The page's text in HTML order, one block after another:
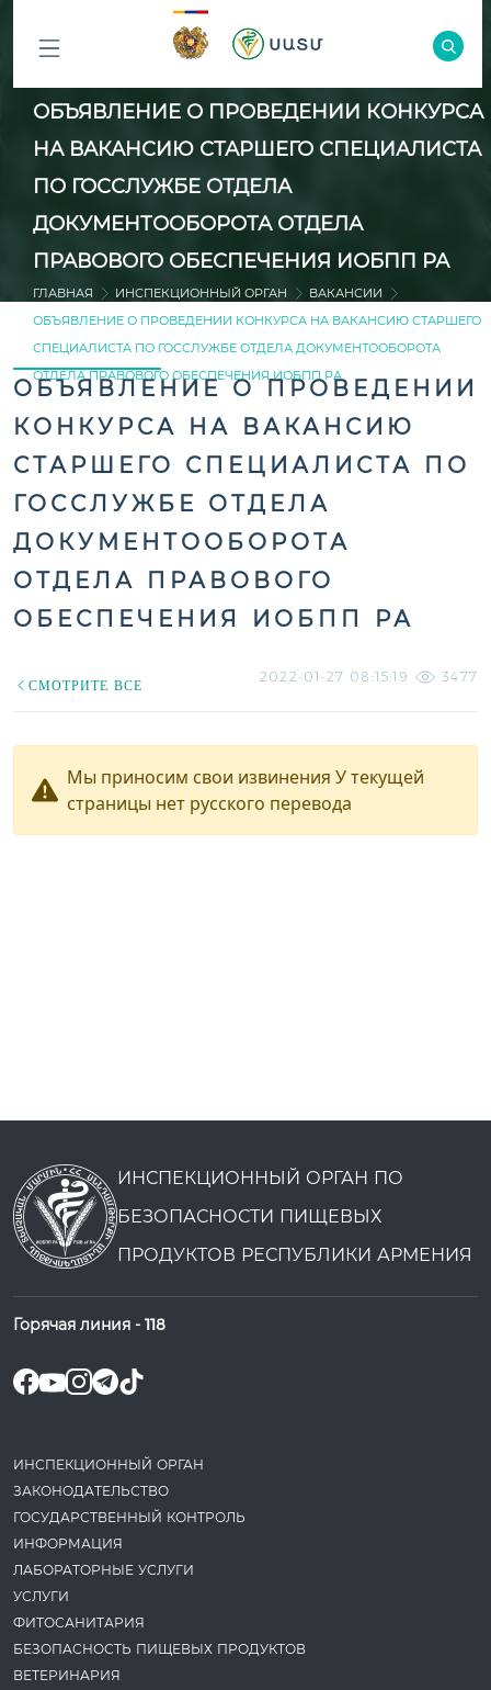
ԲՈԼՈՐ
ԲԱԺԻՆՆԵՐԸ
ОБЪЯВЛЕНИЕ О ПРОВЕДЕНИИ КОНКУРСА
НА ВАКАНСИЮ СТАРШЕГО СПЕЦИАЛИСТА
ПО ГОССЛУЖБЕ ОТДЕЛА
ДОКУМЕНТООБОРОТА ОТДЕЛА
ПРАВОВОГО ОБЕСПЕЧЕНИЯ ИОБПП РА
ГЛАВНАЯ ИНСПЕКЦИОННЫЙ ОРГАН
ВАКАНСИИ
ОБЪЯВЛЕНИЕ О ПРОВЕДЕНИИ КОНКУРСА НА ВАКАНСИЮ СТАРШЕГО
СПЕЦИАЛИСТА ПО ГОССЛУЖБЕ ОТДЕЛА ДОКУМЕНТООБОРОТА
ОТДЕЛА ПРАВОВОГО ОБЕСПЕЧЕНИЯ ИОБПП РА
ОБЪЯВЛЕНИЕ О ПРОВЕДЕНИИ
КОНКУРСА НА ВАКАНСИЮ
СТАРШЕГО СПЕЦИАЛИСТА ПО
ГОССЛУЖБЕ ОТДЕЛА
ДОКУМЕНТООБОРОТА
ОТДЕЛА ПРАВОВОГО
ОБЕСПЕЧЕНИЯ ИОБПП РА
СМОТРИТЕ ВСЕ
2022-01-27 08:15:19 3477
Мы приносим свои извинения У текущей
страницы нет русского перевода
ИНСПЕКЦИОННЫЙ ОРГАН ПО
БЕЗОПАСНОСТИ ПИЩЕВЫХ
ПРОДУКТОВ РЕСПУБЛИКИ АРМЕНИЯ
Горячая линия - 118
ИНСПЕКЦИОННЫЙ ОРГАН
ЗАКОНОДАТЕ­ЛЬСТВО
ГОСУДАРСТВЕННЫЙ КОНТРОЛЬ
ИНФОРМАЦИЯ
ЛАБОРАТОРНЫЕ УСЛУГИ
УСЛУГИ
ФИТОСАНИТАРИЯ
БЕЗОПАСНОСТЬ ПИЩЕВЫХ ПРОДУКТОВ
ВЕТЕРИНАРИЯ